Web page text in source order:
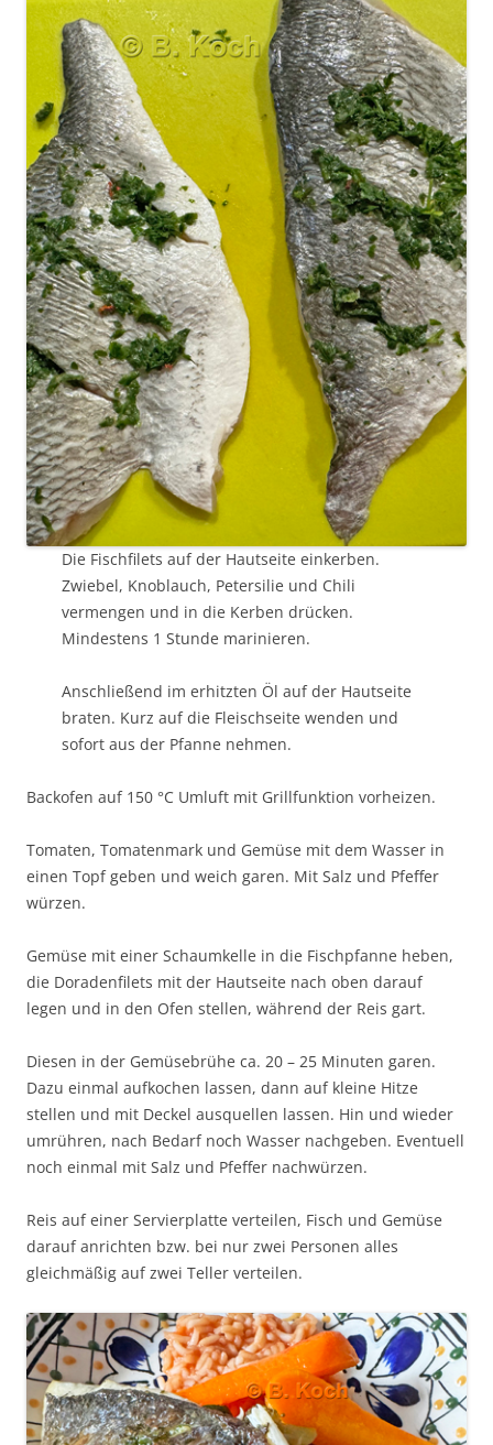
Die Fischfilets auf der Hautseite einkerben.
Zwiebel, Knoblauch, Petersilie und Chili
vermengen und in die Kerben drücken.
Mindestens 1 Stunde marinieren.
Anschließend im erhitzten Öl auf der Hautseite
braten. Kurz auf die Fleischseite wenden und
sofort aus der Pfanne nehmen.
Backofen auf 150 °C Umluft mit Grillfunktion vorheizen.
Tomaten, Tomatenmark und Gemüse mit dem Wasser in
einen Topf geben und weich garen. Mit Salz und Pfeffer
würzen.
Gemüse mit einer Schaumkelle in die Fischpfanne heben,
die Doradenfilets mit der Hautseite nach oben darauf
legen und in den Ofen stellen, während der Reis gart.
Diesen in der Gemüsebrühe ca. 20 – 25 Minuten garen.
Dazu einmal aufkochen lassen, dann auf kleine Hitze
stellen und mit Deckel ausquellen lassen. Hin und wieder
umrühren, nach Bedarf noch Wasser nachgeben. Eventuell
noch einmal mit Salz und Pfeffer nachwürzen.
Reis auf einer Servierplatte verteilen, Fisch und Gemüse
darauf anrichten bzw. bei nur zwei Personen alles
gleichmäßig auf zwei Teller verteilen.